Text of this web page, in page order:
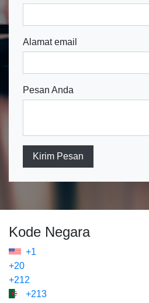
Alamat email
Pesan Anda
Kirim Pesan
Kode Negara
+1
+20
+212
+213